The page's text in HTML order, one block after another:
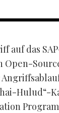
auf das
Open-
Hulud“-